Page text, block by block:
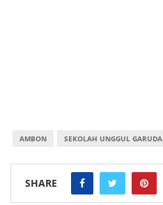
AMBON SEKOLAH UNGGUL GARUDA
SHARE